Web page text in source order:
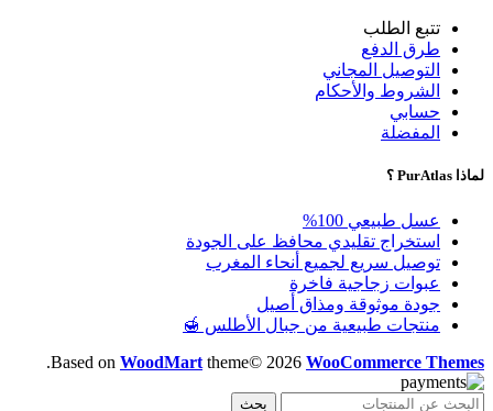
تتبع الطلب
طرق الدفع
التوصيل المجاني
الشروط والأحكام
حسابي
المفضلة
لماذا PurAtlas ؟
عسل طبيعي 100%
استخراج تقليدي محافظ على الجودة
توصيل سريع لجميع أنحاء المغرب
عبوات زجاجية فاخرة
جودة موثوقة ومذاق أصيل
منتجات طبيعية من جبال الأطلس 🍯
Based on WoodMart theme© 2026 WooCommerce Themes
.
بحث